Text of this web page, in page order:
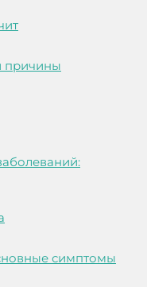
причины
симптомы